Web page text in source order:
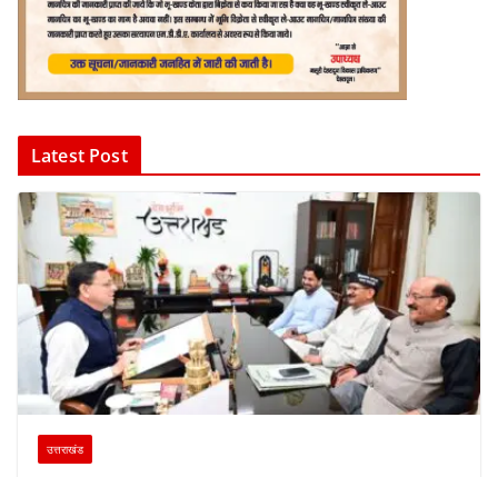
Latest Post
उत्तराखंड